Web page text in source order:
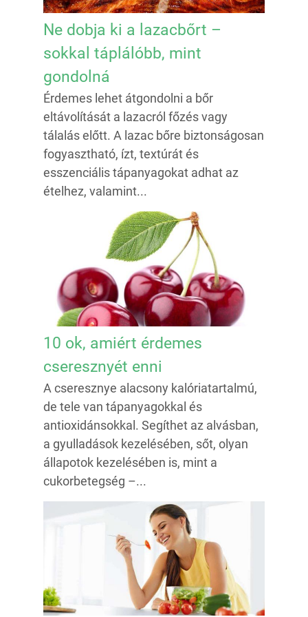
Ne dobja ki a lazacbőrt –
sokkal táplálóbb, mint
gondolná
Érdemes lehet átgondolni a bőr
eltávolítását a lazacról főzés vagy
tálalás előtt. A lazac bőre biztonságosan
fogyasztható, ízt, textúrát és
esszenciális tápanyagokat adhat az
ételhez, valamint...
10 ok, amiért érdemes
cseresznyét enni
A cseresznye alacsony kalóriatartalmú,
de tele van tápanyagokkal és
antioxidánsokkal. Segíthet az alvásban,
a gyulladások kezelésében, sőt, olyan
állapotok kezelésében is, mint a
cukorbetegség –...